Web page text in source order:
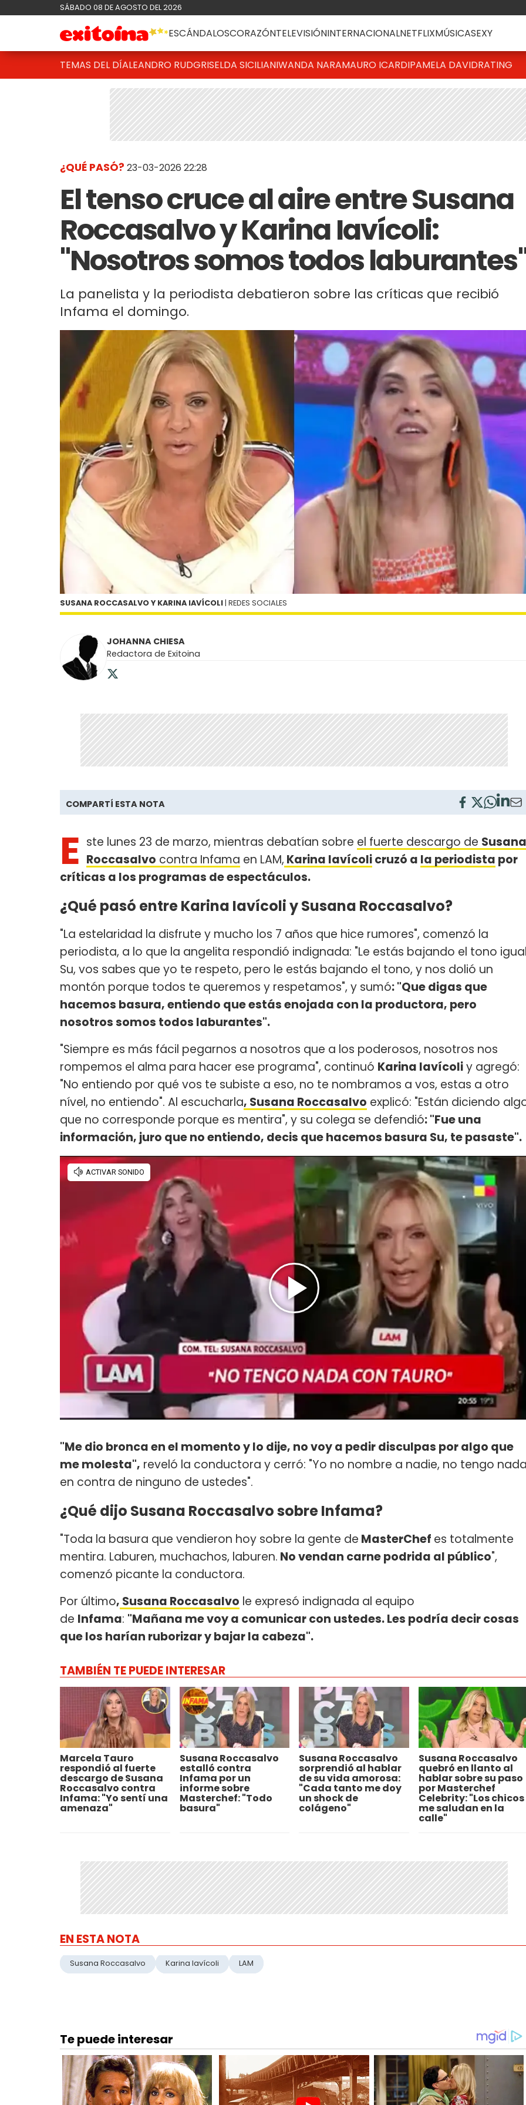
SÁBADO 08 DE AGOSTO DEL 2026
ESCÁNDALOSCORAZÓNTELEVISIÓNINTERNACIONALNETFLIXMÚSICASEXY
TEMAS DEL DÍALEANDRO RUDGRISELDA SICILIANIWANDA NARAMAURO ICARDIPAMELA DAVIDRATING
¿QUÉ PASÓ? 23-03-2026 22:28
El tenso cruce al aire entre Susana
Roccasalvo y Karina Iavícoli:
"Nosotros somos todos
La panelista y la periodista debatieron sobre las críticas que recibió
Infama el domingo.
SUSANA ROCCASALVO Y KARINA IAVÍCOLI | REDES SOCIALES
JOHANNA CHIESA
Redactora de Exitoina
COMPARTÍ ESTA NOTA
E ste lunes 23 de marzo, mientras debatían sobre el fuerte descargo de Susana
Roccasalvo contra Infama en LAM, Karina Iavícolicruzó a la periodista por
críticas a los programas de espectáculos.
¿Qué pasó entre Karina Iavícoli y Susana Roccasalvo?
"La estelaridad la disfrute y mucho los 7 años que hice rumores", comenzó la
periodista, a lo que la angelita respondió indignada: "Le estás bajando el tono
Su, vos sabes que yo te respeto, pero le estás bajando el tono, y nos dolió un
montón porque todos te queremos y respetamos", y sumó: "Que digas que
hacemos basura, entiendo que estás enojada con la productora, pero
nosotros somos todos laburantes".
"Siempre es más fácil pegarnos a nosotros que a los poderosos, nosotros nos
rompemos el alma para hacer ese programa", continuó Karina Iavícoliy agregó:
"No entiendo por qué vos te subiste a eso, no te nombramos a vos, estas a otro
nível, no entiendo". Al escucharla, Susana Roccasalvo explicó: "Están diciendo
que no corresponde porque es mentira", y su colega se defendió: "Fue una
información, juro que no entiendo, decis que hacemos basura Su, te pasaste".
"Me dio bronca en el momento y lo dije, no voy a pedir disculpas por algo que
me molesta", reveló la conductora y cerró: "Yo no nombre a nadie, no tengo
en contra de ninguno de ustedes".
¿Qué dijo Susana Roccasalvo sobre Infama?
"Toda la basura que vendieron hoy sobre la gente de MasterChef es totalmente
mentira. Laburen, muchachos, laburen. No vendan carne podrida al público",
comenzó picante la conductora.
Por último, Susana Roccasalvo le expresó indignada al equipo
de Infama: "Mañana me voy a comunicar con ustedes. Les podría decir cosas
que los harían ruborizar y bajar la cabeza".
TAMBIÉN TE PUEDE INTERESAR
Marcela Tauro
respondió al fuerte
descargo de Susana
Roccasalvo contra
Infama: "Yo sentí una
amenaza"
Susana Roccasalvo
estalló contra
Infama por un
informe sobre
Masterchef: "Todo
basura"
Susana Roccasalvo
sorprendió al hablar
de su vida amorosa:
"Cada tanto me doy
un shock de
colágeno"
Susana Roccasalvo
quebró en llanto al
hablar sobre su paso
por Masterchef
Celebrity: "Los chicos
me saludan en la
calle"
EN ESTA NOTA
Susana Roccasalvo Karina Iavícoli LAM